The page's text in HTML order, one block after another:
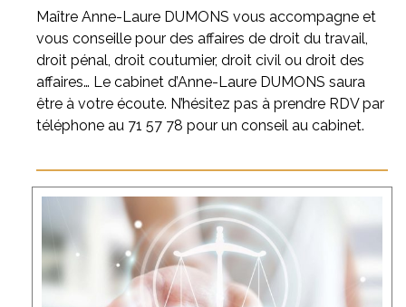
Maître Anne-Laure DUMONS vous accompagne et
vous conseille pour des affaires de droit du travail,
droit pénal, droit coutumier, droit civil ou droit des
affaires… Le cabinet d’Anne-Laure DUMONS saura
être à votre écoute. N’hésitez pas à prendre RDV par
téléphone au 71 57 78 pour un conseil au cabinet.